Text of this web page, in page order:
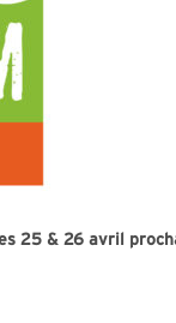
25 & 26 avril